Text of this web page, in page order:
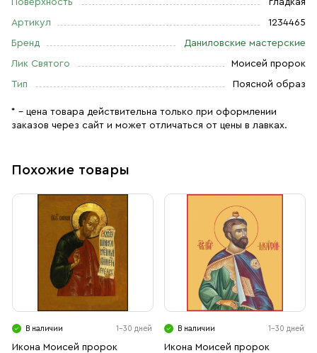
Поверхность гладкая
Артикул 1234465
Бренд Даниловские мастерские
Лик Святого Моисей пророк
Тип Поясной образ
* – цена товара действительна только при оформлении
заказов через сайт и может отличаться от цены в лавках.
Похожие товары
В наличии 1-30 дней
Икона Моисей пророк
В наличии 1-30 дней
Икона Моисей пророк